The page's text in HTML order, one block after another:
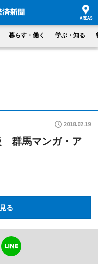
暮らす・働く 学ぶ・知る
2018.02.19
群馬マンガ・ア
る